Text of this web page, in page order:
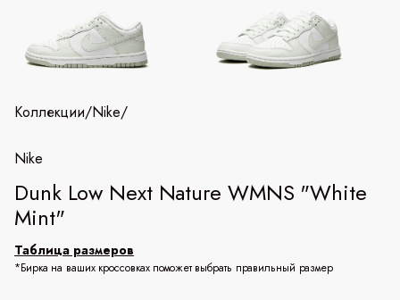
Коллекции/Nike/
Nike
Dunk Low Next Nature WMNS "White
Mint"
Таблица размеров
*Бирка на ваших кроссовках поможет выбрать правильный размер